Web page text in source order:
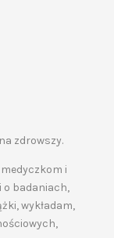
zdrowszy.
i
o badaniach,
wykładam,